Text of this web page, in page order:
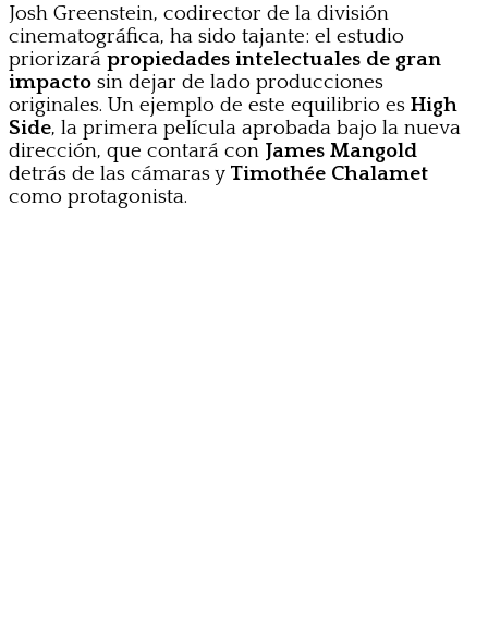
Josh Greenstein, codirector de la división
cinematográfica, ha sido tajante: el estudio
priorizará propiedades intelectuales de gran
impacto sin dejar de lado producciones
originales. Un ejemplo de este equilibrio es High
Side, la primera película aprobada bajo la nueva
dirección, que contará con James Mangold
detrás de las cámaras y Timothée Chalamet
como protagonista.